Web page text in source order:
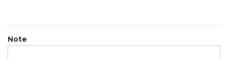
Note